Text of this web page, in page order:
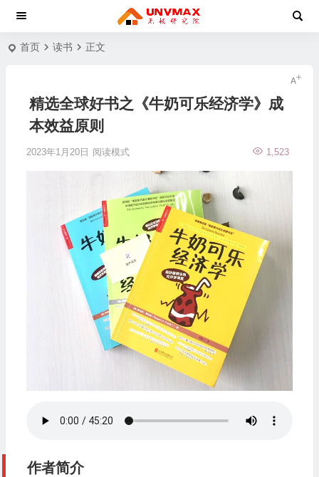
首页 读书 正文
精选全球好书之《牛奶可乐经济学》成
本效益原则
2023年1月20日 1,523
阅读模式
作者简介